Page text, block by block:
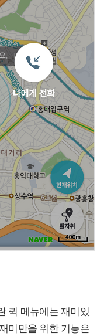
퀵 메뉴에는 재미있
미만을 위한 기능은